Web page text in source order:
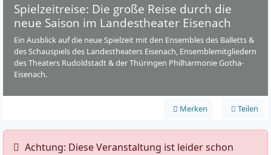
Spielzeitreise: Die große Reise durch die
neue Saison im Landestheater Eisenach
Ein Ausblick auf die neue Spielzeit mit den Ensembles des Balletts &
des Schauspiels des Landestheaters Eisenach, Ensemblemitgliedern
des Theaters Rudoldstadt & der Thüringen Philharmonie Gotha-
Eisenach.
Merken Teilen
️ Achtung: Diese Veranstaltung ist leider schon